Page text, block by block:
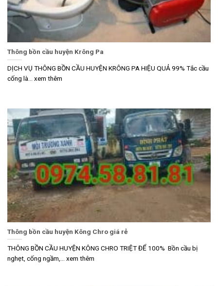
Thông bồn cầu huyện Krông Pa
DỊCH VỤ THÔNG BỒN CẦU HUYỆN KRÔNG PA HIỆU QUẢ 99% Tắc cầu
cống là... xem thêm
Thông bồn cầu huyện Kông Chro giá rẻ
THÔNG BỒN CẦU HUYỆN KÔNG CHRO TRIỆT ĐỂ 100% Bồn cầu bị
nghẹt, cống ngầm,... xem thêm